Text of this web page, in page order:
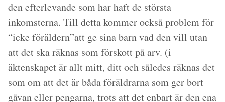
den efterlevande som har haft de största
inkomsterna. Till detta kommer också problem för
“icke föräldern”att ge sina barn vad den vill utan
att det ska räknas som förskott på arv. (i
äktenskapet är allt mitt, ditt och således räknas det
som om att det är båda föräldrarna som ger bort
gåvan eller pengarna, trots att det enbart är den ena